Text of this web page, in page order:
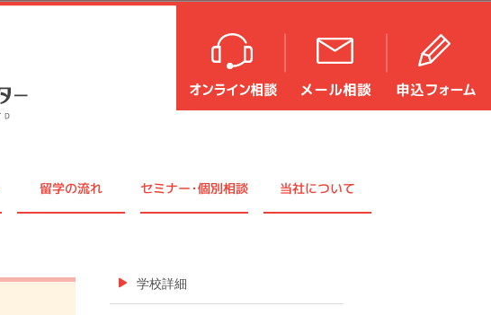
留学の流れ セミナー・個別相談 当社について
学校詳細